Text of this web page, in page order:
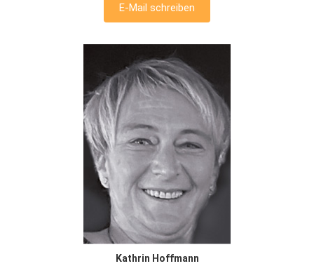
E-Mail schreiben
Kathrin Hoffmann